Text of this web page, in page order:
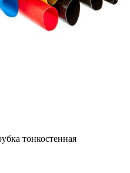
тонкостенная